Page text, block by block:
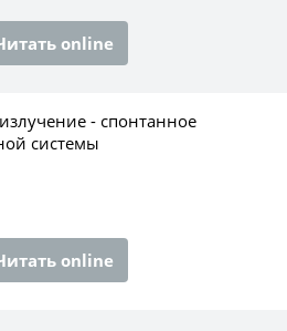
online
- спонтанное
системы
online